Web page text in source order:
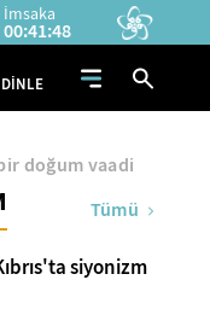
İmsaka
00:41:47
DİNLE
doğum vaadi
Tümü
siyonizm